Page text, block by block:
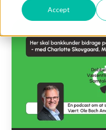
Accept
skal
bankkunder
bidrage